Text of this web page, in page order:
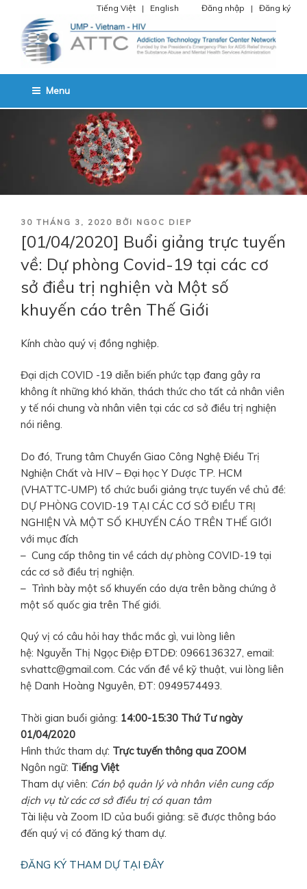
phần
dung
Tiếng Việt | English Đăng nhập | Đăng ký
TRUNG TÂM CHUYỂN GIAO
CÔNG NGHỆ ĐIỆU TRỊ NGHIỆN
CHẤT VÀ HIV
HIV Miền Nam.
Menu
ĐĂNG
TRONG
30 THÁNG 3, 2020 BỞI NGOC DIEP
[01/04/2020] Buổi giảng trực tuyến
về: Dự phòng Covid-19 tại các cơ
sở điều trị nghiện và Một số
khuyến cáo trên Thế Giới
Kính chào quý vị đồng nghiệp.
Đại dịch COVID -19 diễn biến phức tạp đang gây ra
không ít những khó khăn, thách thức cho tất cả nhân viên
y tế nói chung và nhân viên tại các cơ sở điều trị nghiện
nói riêng.
Do đó, Trung tâm Chuyển Giao Công Nghệ Điều Trị
Nghiện Chất và HIV – Đại học Y Dược TP. HCM
(VHATTC-UMP) tổ chức buổi giảng trực tuyến về chủ đề:
DỰ PHÒNG COVID-19 TẠI CÁC CƠ SỞ ĐIỀU TRỊ
NGHIỆN VÀ MỘT SỐ KHUYẾN CÁO TRÊN THẾ GIỚI
với mục đích
– Cung cấp thông tin về cách dự phòng COVID-19 tại
các cơ sở điều trị nghiện.
– Trình bày một số khuyến cáo dựa trên bằng chứng ở
một số quốc gia trên Thế giới.
Quý vị có câu hỏi hay thắc mắc gì, vui lòng liên
hệ: Nguyễn Thị Ngọc Điệp ĐTDĐ: 0966136327, email:
svhattc@gmail.com. Các vấn đề về kỹ thuật, vui lòng liên
hệ Danh Hoàng Nguyên, ĐT: 0949574493.
Thời gian buổi giảng: 14:00-15:30 Thứ Tư ngày
01/04/2020
Hình thức tham dự: Trực tuyến thông qua ZOOM
Ngôn ngữ: Tiếng Việt
Tham dự viên: Cán bộ quản lý và nhân viên cung cấp
dịch vụ từ các cơ sở điều trị có quan tâm
Tài liệu và Zoom ID của buổi giảng: sẽ được thông báo
đến quý vị có đăng ký tham dự.
ĐĂNG KÝ THAM DỰ TẠI ĐÂY